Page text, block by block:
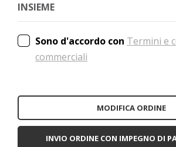
INSIEME
Sono d'accordo con Termini e
commerciali
MODIFICA ORDINE
INVIO ORDINE CON IMPEGNO DI